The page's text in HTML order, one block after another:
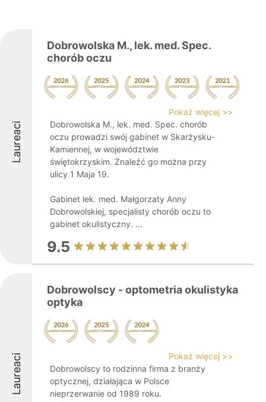
Laureaci
Dobrowolska M., lek. med. Spec.
chorób oczu
Pokaż więcej >>
Dobrowolska M., lek. med. Spec. chorób
oczu prowadzi swój gabinet w Skarżysku-
Kamiennej, w województwie
świętokrzyskim. Znaleźć go można przy
ulicy 1 Maja 19.
Gabinet lek. med. Małgorzaty Anny
Dobrowolskiej, specjalisty chorób oczu to
gabinet okulistyczny. ...
9.5
Laureaci
Dobrowolscy - optometria okulistyka
optyka
Pokaż więcej >>
Dobrowolscy to rodzinna firma z branży
optycznej, działająca w Polsce
nieprzerwanie od 1989 roku.